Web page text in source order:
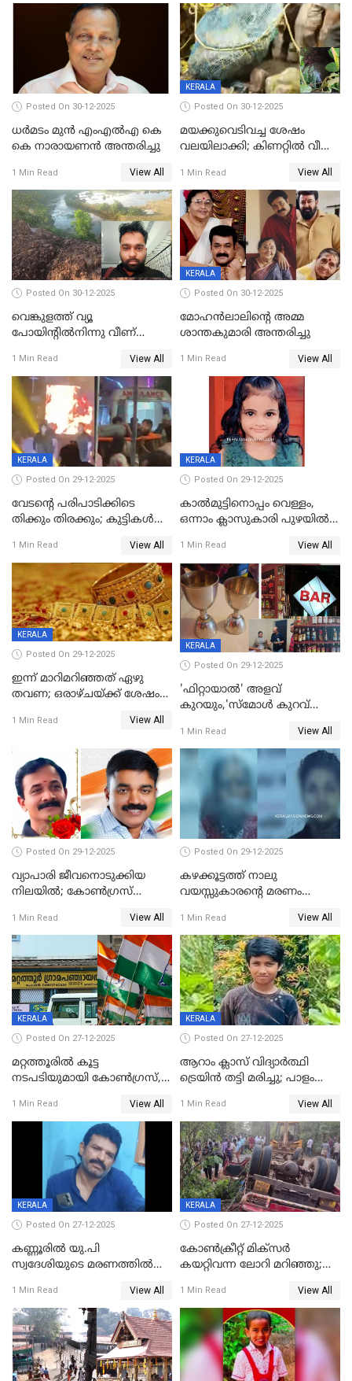
മർദിച്ചതായി പരാതി
Posted On 30-12-2025
ധർമടം മുൻ എംഎല്‍എ കെ
കെ നാരായണന്‍ അന്തരിച്ചു
1 Min Read View All
KERALA
Posted On 30-12-2025
മയക്കുവെടിവച്ച ശേഷം
വലയിലാക്കി; കിണറ്റിൽ വീണ
1 Min Read View All
Posted On 30-12-2025
വെങ്കുളത്ത് വ്യൂ
പോയിന്റിൽനിന്നു വീണ്
1 Min Read View All
KERALA
Posted On 30-12-2025
മോഹന്‍ലാലിന്‍റെ അമ്മ
ശാന്തകുമാരി അന്തരിച്ചു
1 Min Read View All
KERALA
Posted On 29-12-2025
വേടന്റെ പരിപാടിക്കിടെ
തിക്കും തിരക്കും; കുട്ടികള്‍
പരിക്ക്; പാളം മറികടന്ന
യുവാവ് ട്രെയിന്‍ തട്ടി മരിച്ചു
1 Min Read View All
KERALA
Posted On 29-12-2025
കാൽമുട്ടിനൊപ്പം വെള്ളം,
ഒന്നാം ക്ലാസുകാരി പുഴയിൽ
കുട്ടികൾക്കൊപ്പം
കളിക്കുന്നതിനിടെ
1 Min Read View All
KERALA
Posted On 29-12-2025
ഇന്ന് മാറിമറിഞ്ഞത് ഏഴു
തവണ; ഒരാഴ്ചയ്ക്ക് ശേഷം
1 Min Read View All
KERALA
Posted On 29-12-2025
'ഫിറ്റായാൽ' അളവ്
കുറയും,'സ്‌മോൾ കുറവ്
പിഴ
1 Min Read View All
Posted On 29-12-2025
വ്യാപാരി ജീവനൊടുക്കിയ
നിലയില്‍; കോണ്‍ഗ്രസ്
മാനസികപീഡനമെന്ന് കുറിപ്പ്
1 Min Read View All
Posted On 29-12-2025
കഴക്കൂട്ടത്ത് നാലു
വയസ്സുകാരന്റെ മരണം
സുഹൃത്തും പൊലീസ്
കസ്റ്റഡിയിൽ
1 Min Read View All
KERALA
Posted On 27-12-2025
മറ്റത്തൂരിൽ കൂട്ട
നടപടിയുമായി കോണ്‍ഗ്രസ്,
എട്ട് പേര്‍ ഉള്‍പ്പെടെ
പത്തുപേരെ പുറത്താക്കി,
ചൊവ്വന്നൂരിലും നടപടി
1 Min Read View All
KERALA
Posted On 27-12-2025
ആറാം ക്ലാസ് വിദ്യാർത്ഥി
ട്രെയിൻ തട്ടി മരിച്ചു; പാളം
അപകടം മലപ്പുറത്ത്
1 Min Read View All
KERALA
Posted On 27-12-2025
കണ്ണൂരിൽ യു.പി
സ്വദേശിയുടെ മരണത്തിൽ
കേസ്; തർക്കമുണ്ടായത്
ഫേഷ്യലിന് 300 രൂപ
ആവശ്യപ്പെട്ടതിനെച്ചൊല്ലി
1 Min Read View All
KERALA
Posted On 27-12-2025
കോണ്‍ക്രീറ്റ് മിക്‌സര്‍
കയറ്റിവന്ന ലോറി മറിഞ്ഞു;
അപകടം കണ്ണൂരിൽ
1 Min Read View All